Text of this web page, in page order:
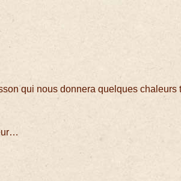
qui nous donnera quelques chaleurs